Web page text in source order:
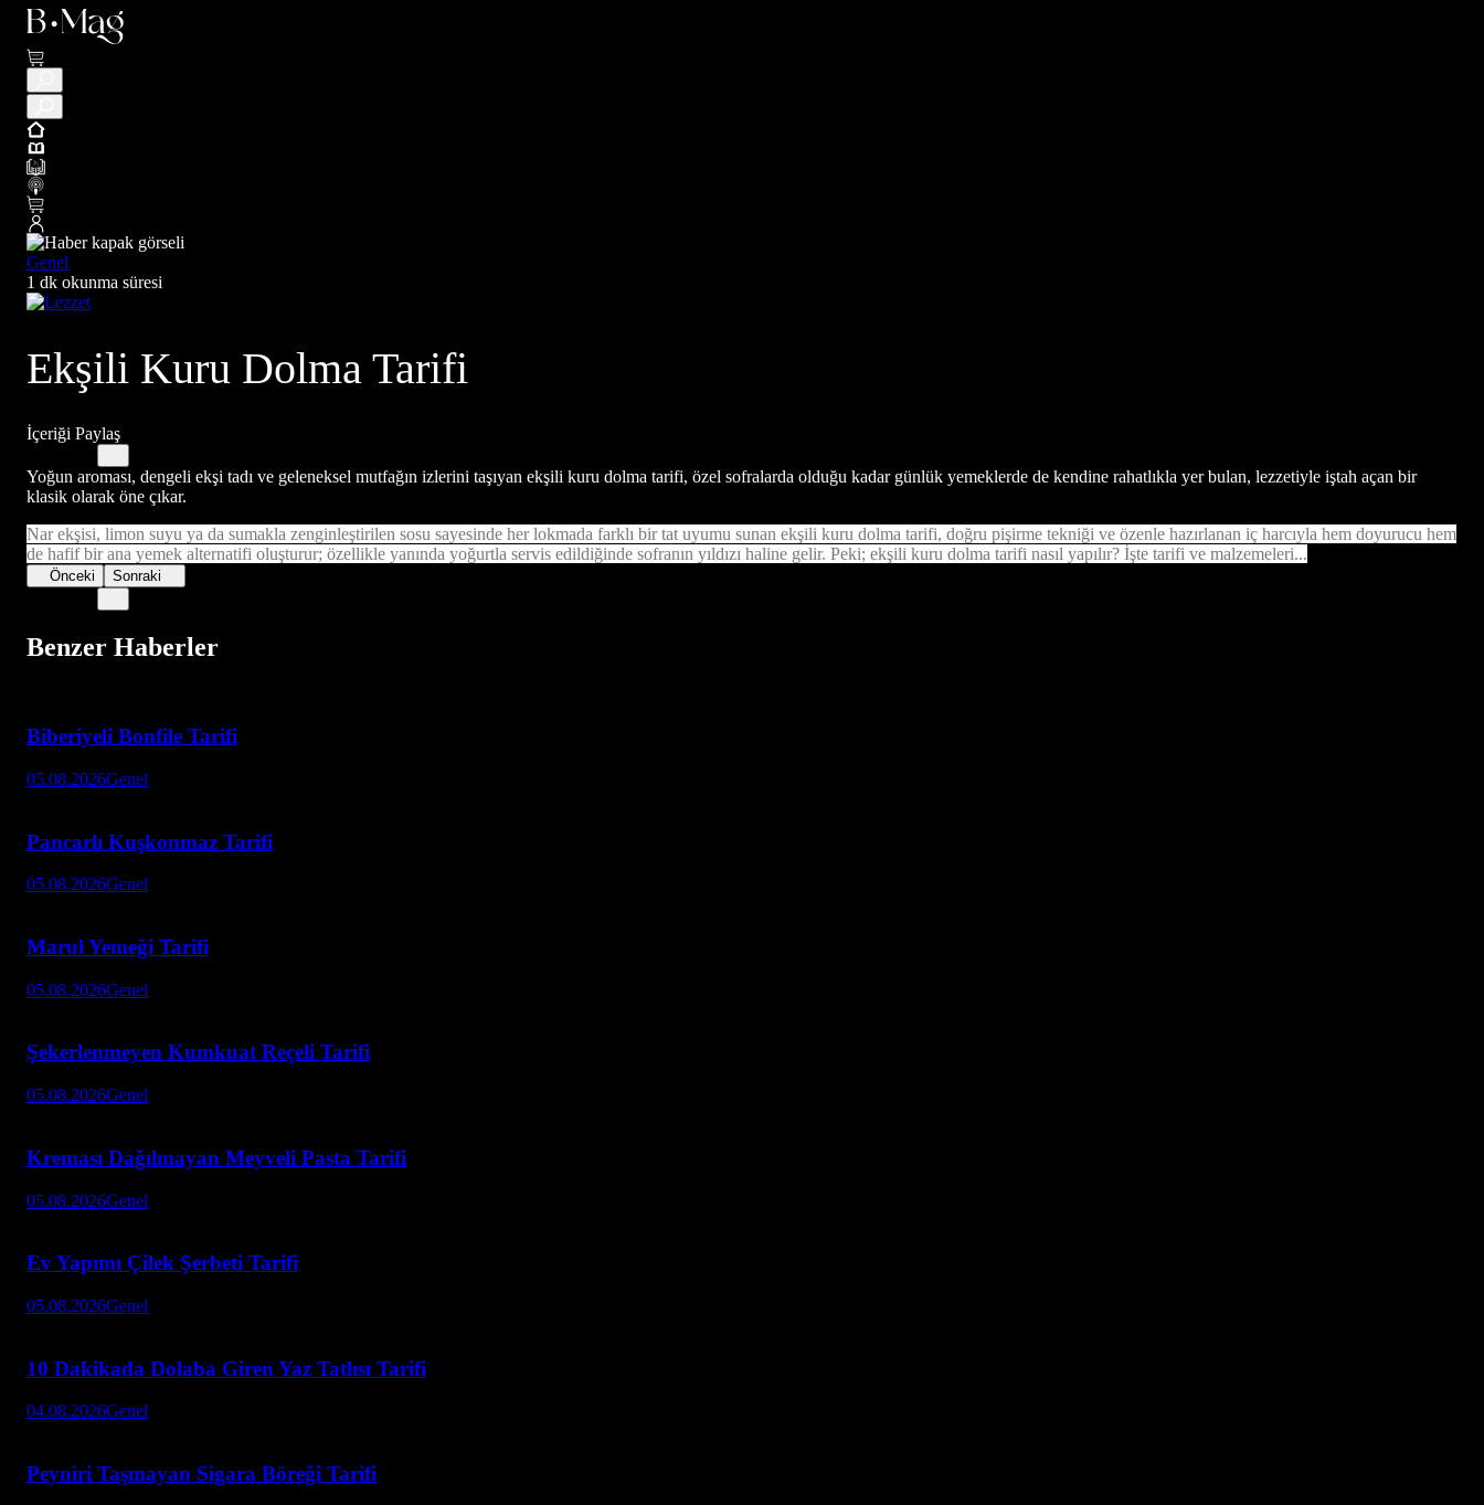
Genel
1 dk okunma süresi
Ekşili Kuru Dolma Tarifi
İçeriği Paylaş
Yoğun aroması, dengeli ekşi tadı ve geleneksel mutfağın izlerini taşıyan ekşili kuru dolma tarifi, özel sofralarda olduğu kadar günlük yemeklerde de kendine rahatlıkla yer bulan, lezzetiyle iştah açan bir
klasik olarak öne çıkar.
Nar ekşisi, limon suyu ya da sumakla zenginleştirilen sosu sayesinde her lokmada farklı bir tat uyumu sunan ekşili kuru dolma tarifi, doğru pişirme tekniği ve özenle hazırlanan iç harcıyla hem doyurucu hem
de hafif bir ana yemek alternatifi oluşturur; özellikle yanında yoğurtla servis edildiğinde sofranın yıldızı haline gelir. Peki; ekşili kuru dolma tarifi nasıl yapılır? İşte tarifi ve malzemeleri...
Önceki Sonraki
Benzer Haberler
Biberiyeli Bonfile Tarifi
05.08.2026Genel
Pancarlı Kuşkonmaz Tarifi
05.08.2026Genel
Marul Yemeği Tarifi
05.08.2026Genel
Şekerlenmeyen Kumkuat Reçeli Tarifi
05.08.2026Genel
Kreması Dağılmayan Meyveli Pasta Tarifi
05.08.2026Genel
Ev Yapımı Çilek Şerbeti Tarifi
05.08.2026Genel
10 Dakikada Dolaba Giren Yaz Tatlısı Tarifi
04.08.2026Genel
Peyniri Taşmayan Sigara Böreği Tarifi